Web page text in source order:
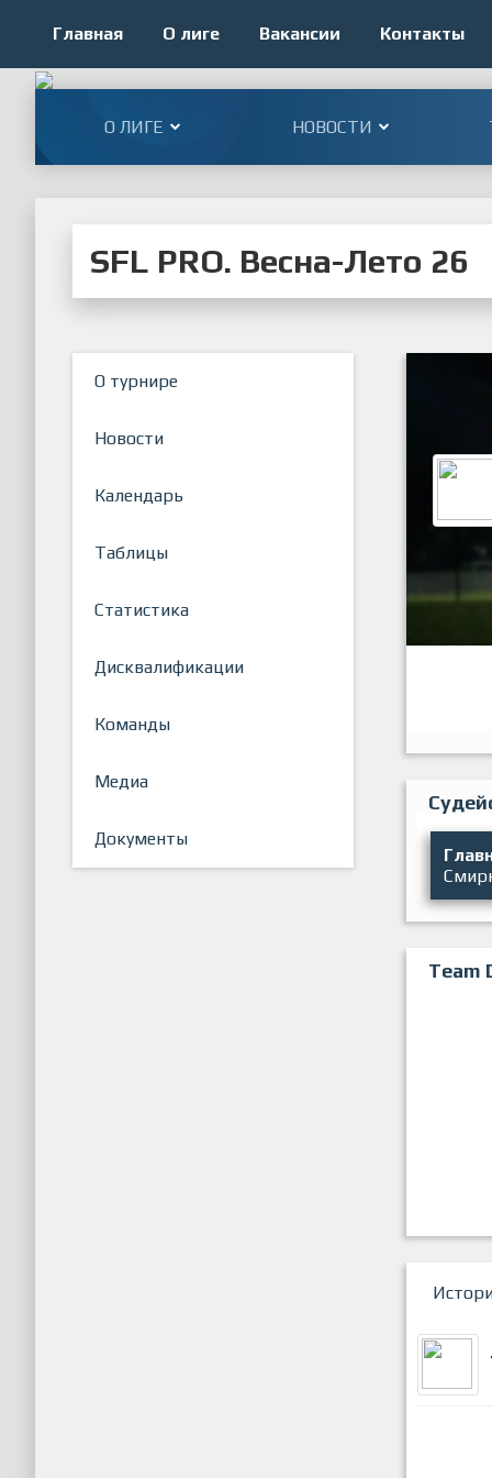
Главная О лиге Вакансии Контакты
О ЛИГЕ НОВОСТИ
SFL PRO. Весна-Лето 26
О турнире
Новости
Календарь
Таблицы
Статистика
Дисквалификации
Команды
Медиа
Документы
Team